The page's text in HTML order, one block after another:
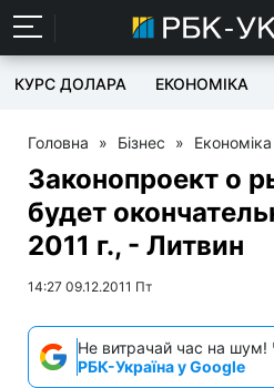
КУРС ДОЛАРА ЕКОНОМІКА
Головна » Бізнес » Економіка
Законопроект о
будет
2011 г., - Литвин
14:27 09.12.2011 Пт
Не витрачай час на шум!
РБК-Україна у Google